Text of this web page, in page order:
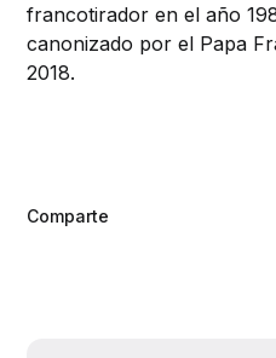
francotirador en el año
canonizado por el Papa
2018.
Comparte